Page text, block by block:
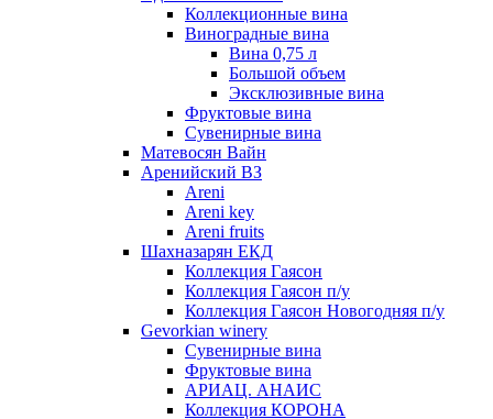
Коллекционные вина
Виноградные вина
Вина 0,75 л
Большой объем
Эксклюзивные вина
Фруктовые вина
Cувенирные вина
Матевосян Вайн
Аренийский ВЗ
Areni
Areni key
Areni fruits
Шахназарян ЕКД
Коллекция Гаясон
Коллекция Гаясон п/у
Коллекция Гаясон Новогодняя п/у
Gevorkian winery
Сувенирные вина
Фруктовые вина
АРИАЦ. АНАИС
Коллекция КОРОНА